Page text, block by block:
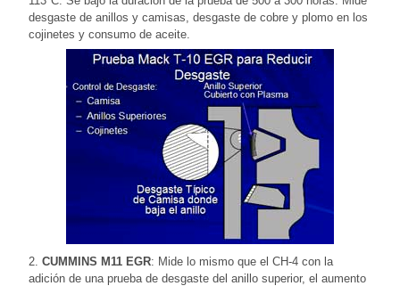
desgaste de anillos y camisas, desgaste de cobre y plomo en los
cojinetes y consumo de aceite.
2. CUMMINS M11 EGR: Mide lo mismo que el CH-4 con la
adición de una prueba de desgaste del anillo superior, el aumento